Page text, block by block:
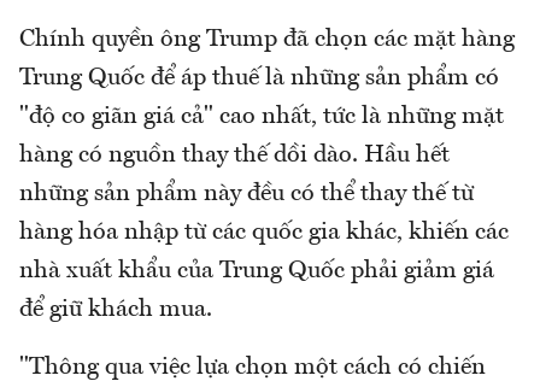
Chính quyền ông Trump đã chọn các mặt hàng
Trung Quốc để áp thuế là những sản phẩm có
"độ co giãn giá cả" cao nhất, tức là những mặt
hàng có nguồn thay thế dồi dào. Hầu hết
những sản phẩm này đều có thể thay thế từ
hàng hóa nhập từ các quốc gia khác, khiến các
nhà xuất khẩu của Trung Quốc phải giảm giá
để giữ khách mua.
"Thông qua việc lựa chọn một cách có chiến